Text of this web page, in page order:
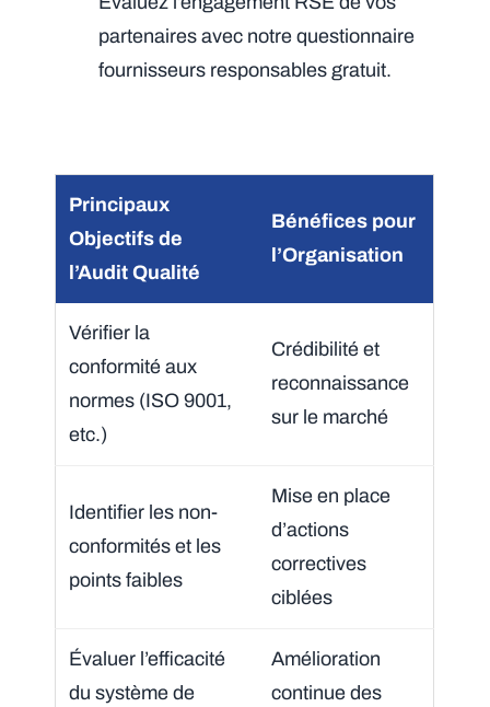
partenaires avec notre questionnaire
fournisseurs responsables gratuit.
Principaux
Objectifs de
l’Audit Qualité
Bénéfices pour
l’Organisation
Vérifier la
conformité aux
normes (ISO 9001,
etc.)
Crédibilité et
reconnaissance
sur le marché
Identifier les non-
conformités et les
points faibles
Mise en place
d’actions
correctives
ciblées
Évaluer l’efficacité
du système de
Amélioration
continue des